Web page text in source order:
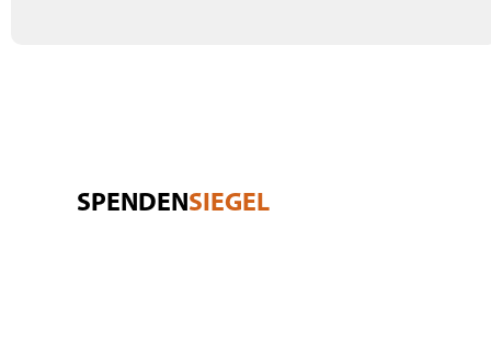
SPENDEN SIEGEL